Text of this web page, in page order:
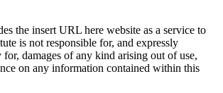
the insert URL here website as a service to
is not responsible for, and expressly
damages of any kind arising out of use,
on any information contained within this